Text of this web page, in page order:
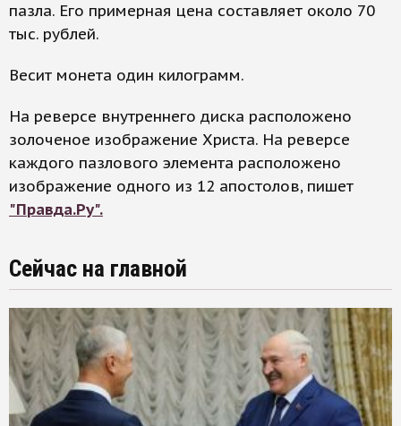
пазла. Его примерная цена составляет около 70
тыс. рублей.
Весит монета один килограмм.
На реверсе внутреннего диска расположено
золоченое изображение Христа. На реверсе
каждого пазлового элемента расположено
изображение одного из 12 апостолов, пишет
"Правда.Ру".
Сейчас на главной